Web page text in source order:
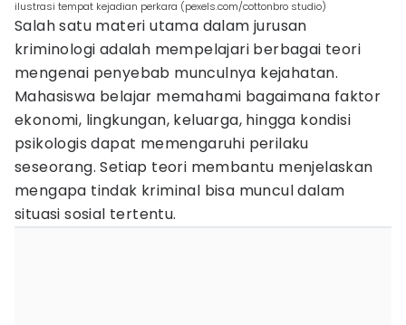
ilustrasi tempat kejadian perkara (pexels.com/cottonbro studio)
Salah satu materi utama dalam jurusan
kriminologi adalah mempelajari berbagai teori
mengenai penyebab munculnya kejahatan.
Mahasiswa belajar memahami bagaimana faktor
ekonomi, lingkungan, keluarga, hingga kondisi
psikologis dapat memengaruhi perilaku
seseorang. Setiap teori membantu menjelaskan
mengapa tindak kriminal bisa muncul dalam
situasi sosial tertentu.